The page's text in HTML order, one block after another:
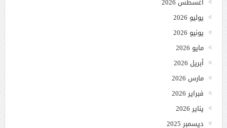
يوليو 2026
يونيو 2026
مايو 2026
أبريل 2026
مارس 2026
فبراير 2026
يناير 2026
ديسمبر 2025